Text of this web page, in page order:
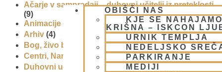
OBIŠČI NAS
KJE SE
KRIŠNA – ISKCON
URNIK TEMPLJA
NEDELJSKO
PARKIRANJE
MEDIJI
Ačarje v sampradaji – duhovni učitelji iz preteklosti
(9)
Animacije (1)
Arhiv (4)
Bog, živo bitje in narava(17)
Centri, Nama hatte in sange po Sloveniji(1)
Duhovni učitelj – Šrila Prabhupada(9)